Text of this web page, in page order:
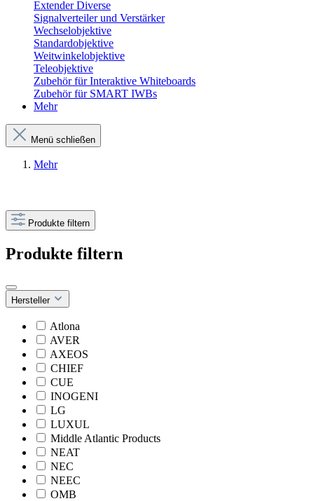
Extender Diverse
Signalverteiler und Verstärker
Wechselobjektive
Standardobjektive
Weitwinkelobjektive
Teleobjektive
Zubehör für Interaktive Whiteboards
Zubehör für SMART IWBs
Mehr
Menü schließen
Mehr
Produkte filtern
Produkte filtern
Hersteller
Atlona
AVER
AXEOS
CHIEF
CUE
INOGENI
LG
LUXUL
Middle Atlantic Products
NEAT
NEC
NEEC
OMB